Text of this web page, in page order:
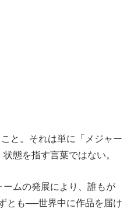
と。それは単に「メジャー
態を指す言葉ではない。
ムの発展により、誰もが
とも──世界中に作品を届け